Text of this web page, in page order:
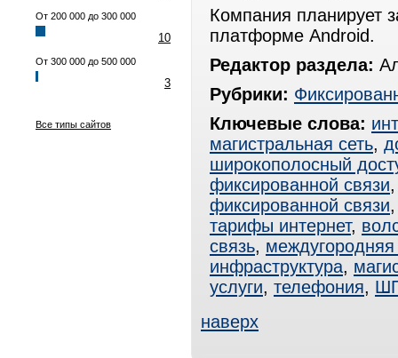
От 200 000 до 300 000
10
От 300 000 до 500 000
3
Все типы сайтов
Компания планирует
платформе Android.
Редактор раздела:
Рубрики:
Ключевые слова:
магистральная сеть,
широкополосный
фиксированной связи
фиксированной связи
тарифы интернет,
связь, междугородняя
инфраструктура,
услуги, телефония,
наверх